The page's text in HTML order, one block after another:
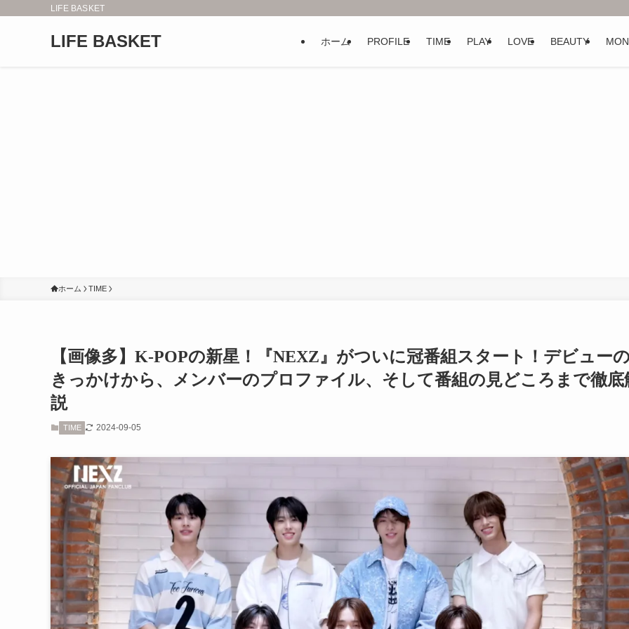
LIFE BASKET
LIFE BASKET ホーム PROFILE TIME PLAY LOVE BEAUTY
ホーム TIME
【画像多】K-POPの新星！『NEXZ』がついに冠番組スタート！デビュー
きっかけから、メンバーのプロファイル、そして番組の見どころまで徹底
説
TIME 2024-09-05